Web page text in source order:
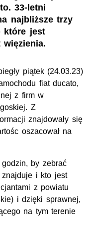
33-letni
najbliższe trzy
które jest
piątek (24.03.23)
fiat ducato,
z firm w
Z
znajdowały się
oszacował na
by zebrać
i kto jest
z powiatu
i dzięki sprawnej,
na tym terenie